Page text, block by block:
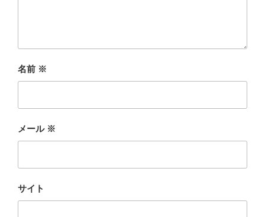
名前 ※
メール ※
サイト